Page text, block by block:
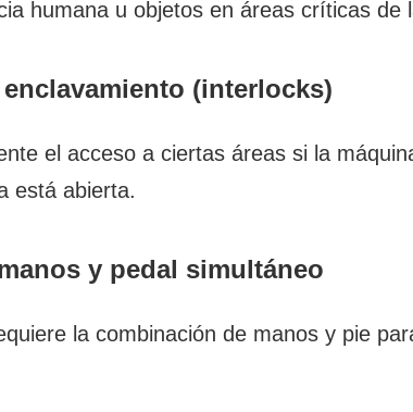
humana u objetos en áreas críticas
(interlocks)
el acceso a ciertas áreas si la
está abierta.
y pedal simultáneo
la combinación de manos y pie